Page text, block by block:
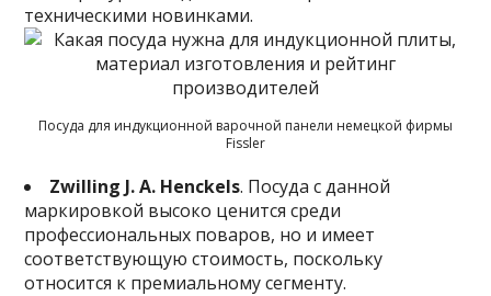
техническими новинками.
Посуда для индукционной варочной панели немецкой фирмы
Fissler
Zwilling J. A. Henckels. Посуда с данной
маркировкой высоко ценится среди
профессиональных поваров, но и имеет
соответствующую стоимость, поскольку
относится к премиальному сегменту.